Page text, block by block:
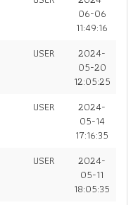
06-06
11:49:16
USER
2024-
05-20
12:05:25
USER
2024-
05-14
17:16:35
USER
2024-
05-11
18:05:35